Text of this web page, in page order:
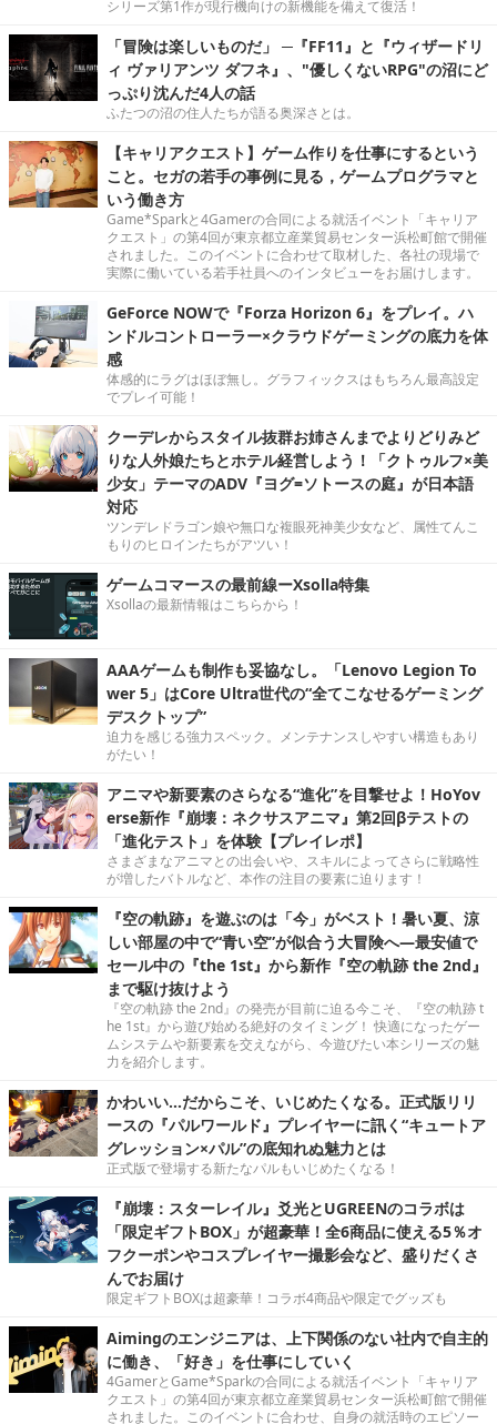
シリーズ第1作が現行機向けの新機能を備えて復活！
「冒険は楽しいものだ」 ─『FF11』と『ウィザードリ
ィ ヴァリアンツ ダフネ』、"優しくないRPG"の沼にど
っぷり沈んだ4人の話
ふたつの沼の住人たちが語る奥深さとは。
【キャリアクエスト】ゲーム作りを仕事にするという
こと。セガの若手の事例に見る，ゲームプログラマと
いう働き方
Game*Sparkと4Gamerの合同による就活イベント「キャリア
クエスト」の第4回が東京都立産業貿易センター浜松町館で開催
されました。このイベントに合わせて取材した、各社の現場で
実際に働いている若手社員へのインタビューをお届けします。
GeForce NOWで『Forza Horizon 6』をプレイ。ハ
ンドルコントローラー×クラウドゲーミングの底力を体
感
体感的にラグはほぼ無し。グラフィックスはもちろん最高設定
でプレイ可能！
クーデレからスタイル抜群お姉さんまでよりどりみど
りな人外娘たちとホテル経営しよう！「クトゥルフ×美
少女」テーマのADV『ヨグ=ソトースの庭』が日本語
対応
ツンデレドラゴン娘や無口な複眼死神美少女など、属性てんこ
もりのヒロインたちがアツい！
ゲームコマースの最前線ーXsolla特集
Xsollaの最新情報はこちらから！
AAAゲームも制作も妥協なし。「Lenovo Legion To
wer 5」はCore Ultra世代の“全てこなせるゲーミング
デスクトップ”
迫力を感じる強力スペック。メンテナンスしやすい構造もあり
がたい！
アニマや新要素のさらなる“進化”を目撃せよ！HoYov
erse新作『崩壊：ネクサスアニマ』第2回βテストの
「進化テスト」を体験【プレイレポ】
さまざまなアニマとの出会いや、スキルによってさらに戦略性
が増したバトルなど、本作の注目の要素に迫ります！
『空の軌跡』を遊ぶのは「今」がベスト！暑い夏、涼
しい部屋の中で“青い空”が似合う大冒険へ―最安値で
セール中の『the 1st』から新作『空の軌跡 the 2nd』
まで駆け抜けよう
『空の軌跡 the 2nd』の発売が目前に迫る今こそ、『空の軌跡 t
he 1st』から遊び始める絶好のタイミング！ 快適になったゲー
ムシステムや新要素を交えながら、今遊びたい本シリーズの魅
力を紹介します。
かわいい…だからこそ、いじめたくなる。正式版リリ
ースの『パルワールド』プレイヤーに訊く“キュートア
グレッション×パル”の底知れぬ魅力とは
正式版で登場する新たなパルもいじめたくなる！
『崩壊：スターレイル』爻光とUGREENのコラボは
「限定ギフトBOX」が超豪華！全6商品に使える5％オ
フクーポンやコスプレイヤー撮影会など、盛りだくさ
んでお届け
限定ギフトBOXは超豪華！コラボ4商品や限定でグッズも
Aimingのエンジニアは、上下関係のない社内で自主的
に働き、「好き」を仕事にしていく
4GamerとGame*Sparkの合同による就活イベント「キャリア
クエスト」の第4回が東京都立産業貿易センター浜松町館で開催
されました。このイベントに合わせ、自身の就活時のエピソー